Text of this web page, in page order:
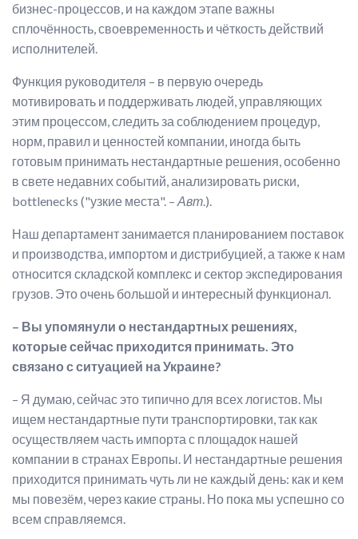
бизнес-процессов, и на каждом этапе важны
сплочённость, своевременность и чёткость действий
исполнителей.
Функция руководителя – в первую очередь
мотивировать и поддерживать людей, управляющих
этим процессом, следить за соблюдением процедур,
норм, правил и ценностей компании, иногда быть
готовым принимать нестандартные решения, особенно
в свете недавних событий, анализировать риски,
bottlenecks ("узкие места". – Авт.).
Наш департамент занимается планированием поставок
и производства, импортом и дистрибуцией, а также к нам
относится складской комплекс и сектор экспедирования
грузов. Это очень большой и интересный функционал.
– Вы упомянули о нестандартных решениях,
которые сейчас приходится принимать. Это
связано с ситуацией на Украине?
– Я думаю, сейчас это типично для всех логистов. Мы
ищем нестандартные пути транспортировки, так как
осуществляем часть импорта с площадок нашей
компании в странах Европы. И нестандартные решения
приходится принимать чуть ли не каждый день: как и кем
мы повезём, через какие страны. Но пока мы успешно со
всем справляемся.